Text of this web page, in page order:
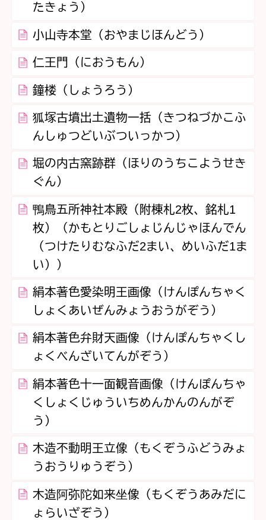
たきょう）
小山寺本堂（おやまじほんどう）
仁王門（におうもん）
鐘楼（しょうろう）
狐塚古墳出土遺物一括（きつねづかこふ
んしゅつどいぶついっかつ）
堀の内古窯跡群（ほりのうちこようせき
ぐん）
鴨鳥五所神社本殿（附棟札2枚、銘札1
枚）（かもとりごしょじんじゃほんでん
（つけたりむなふだ2まい、めいふだ1ま
い））
絹本著色愛染明王画像（けんぽんちゃく
しょくあいぜんみょうおうがぞう）
絹本著色弁財天画像（けんぽんちゃくし
ょくべんざいてんがぞう）
絹本著色十一面観音画像（けんぽんちゃ
くしょくじゅういちめんかんのんがぞ
う）
木造不動明王立像（もくぞうふどうみょ
うおうりゅうぞう）
木造阿弥陀如来坐像（もくぞうあみだに
ょらいざぞう）